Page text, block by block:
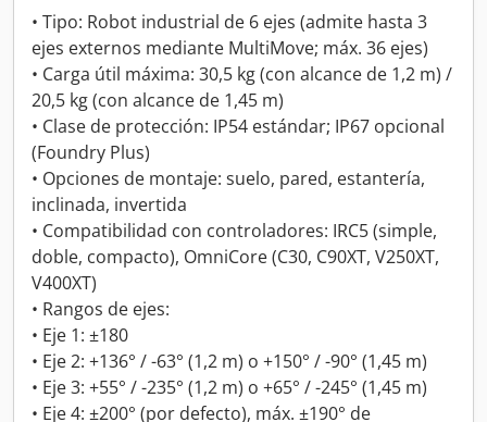
• Tipo: Robot industrial de 6 ejes (admite hasta 3
ejes externos mediante MultiMove; máx. 36 ejes)
• Carga útil máxima: 30,5 kg (con alcance de 1,2 m) /
20,5 kg (con alcance de 1,45 m)
• Clase de protección: IP54 estándar; IP67 opcional
(Foundry Plus)
• Opciones de montaje: suelo, pared, estantería,
inclinada, invertida
• Compatibilidad con controladores: IRC5 (simple,
doble, compacto), OmniCore (C30, C90XT, V250XT,
V400XT)
• Rangos de ejes:
• Eje 1: ±180
• Eje 2: +136° / -63° (1,2 m) o +150° / -90° (1,45 m)
• Eje 3: +55° / -235° (1,2 m) o +65° / -245° (1,45 m)
• Eje 4: ±200° (por defecto), máx. ±190° de